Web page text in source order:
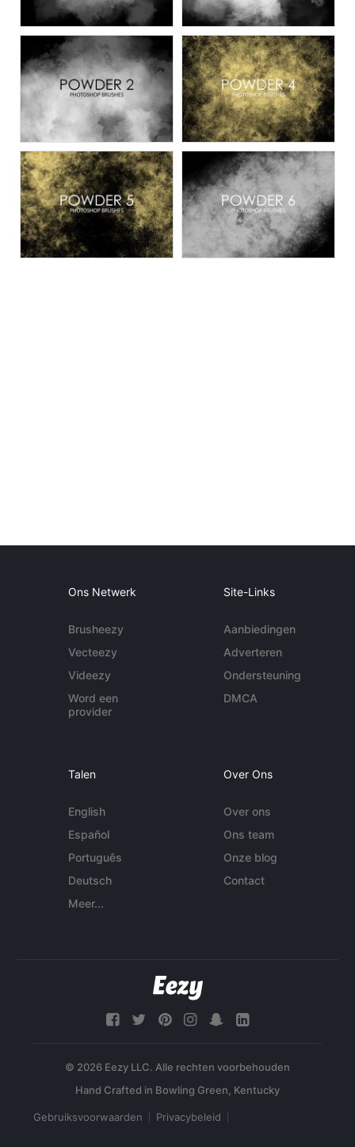
Ons Netwerk
Brusheezy
Vecteezy
Videezy
Word een
provider
Site-Links
Aanbiedingen
Adverteren
Ondersteuning
DMCA
Talen
English
Español
Português
Deutsch
Meer...
Over Ons
Over ons
Ons team
Onze blog
Contact
© 2026 Eezy LLC. Alle rechten voorbehouden
Gebruiksvoorwaarden Privacybeleid